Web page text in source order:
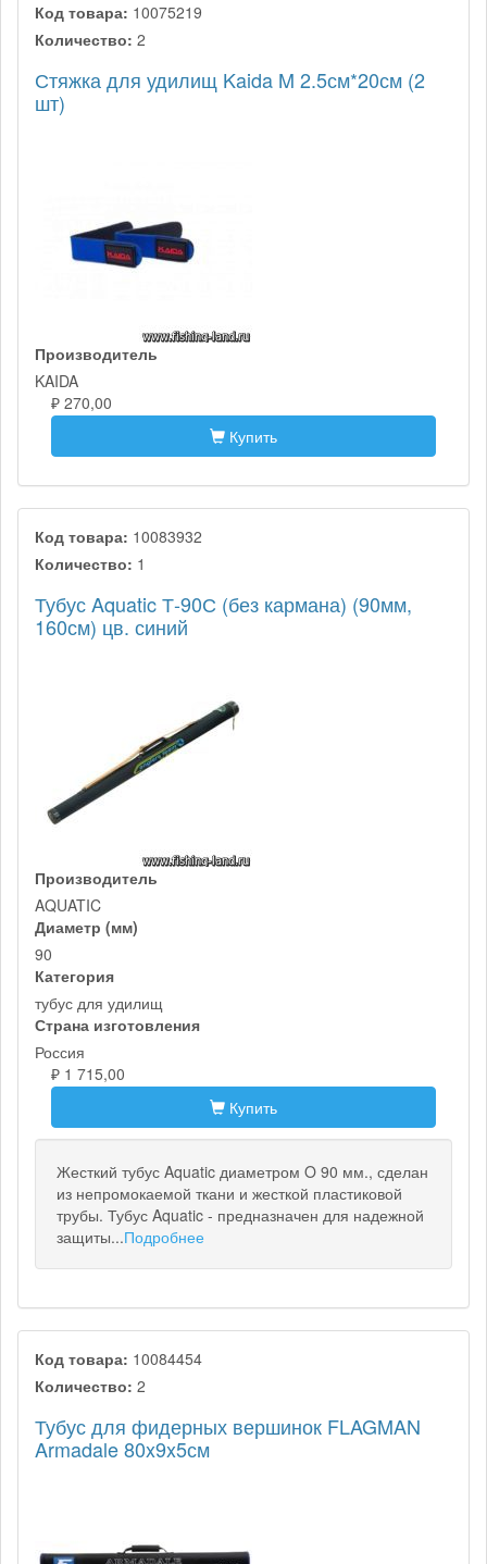
Код товара: 10075219
Количество: 2
Стяжка для удилищ Kaida M 2.5см*20см (2
шт)
Производитель
KAIDA
₽ 270,00
Купить
Код товара: 10083932
Количество: 1
Тубус Aquatic Т-90С (без кармана) (90мм,
160см) цв. синий
Производитель
AQUATIC
Диаметр (мм)
90
Категория
тубус для удилищ
Страна изготовления
Россия
₽ 1 715,00
Купить
Жесткий тубус Aquatic диаметром O 90 мм., сделан
из непромокаемой ткани и жесткой пластиковой
трубы. Тубус Aquatic - предназначен для надежной
защиты...Подробнее
Код товара: 10084454
Количество: 2
Тубус для фидерных вершинок FLAGMAN
Armadale 80x9x5см